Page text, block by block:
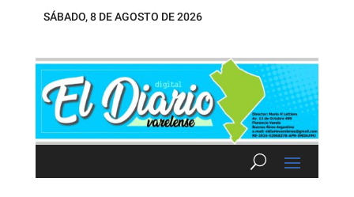
SÁBADO, 8 DE AGOSTO DE 2026